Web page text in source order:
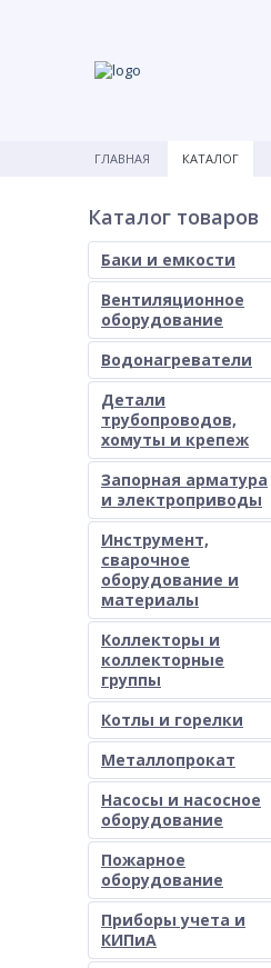
ГЛАВНАЯ КАТАЛОГ
Каталог товаров
Баки и емкости
Вентиляционное
оборудование
Водонагреватели
Детали
трубопроводов,
хомуты и крепеж
Запорная арматура
и электроприводы
Инструмент,
сварочное
оборудование и
материалы
Коллекторы и
коллекторные
группы
Котлы и горелки
Металлопрокат
Насосы и насосное
оборудование
Пожарное
оборудование
Приборы учета и
КИПиА